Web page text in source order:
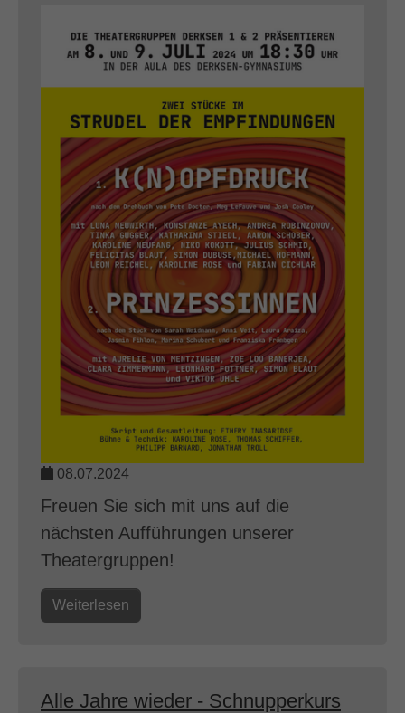
08.07.2024
Freuen Sie sich mit uns auf die
nächsten Aufführungen unserer
Theatergruppen!
Weiterlesen
Alle Jahre wieder - Schnupperkurs